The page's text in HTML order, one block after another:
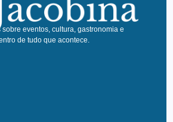
eventos, cultura, gastronomia e
de tudo que acontece.